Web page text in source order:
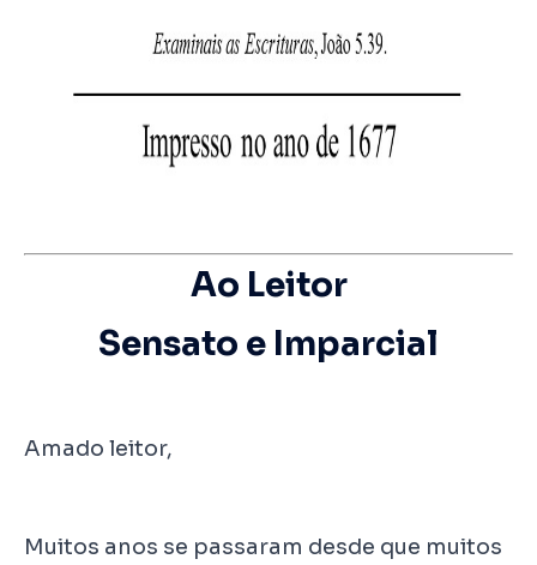
Ao Leitor
Sensato e Imparcial
Amado leitor,
Muitos anos se passaram desde que muitos